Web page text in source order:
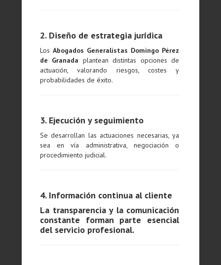
2. Diseño de estrategia jurídica
LosAbogados Generalistas Domingo Pérez
de Granada plantean distintas opciones de
actuación, valorando riesgos, costes y
probabilidades de éxito.
3. Ejecución y seguimiento
Se desarrollan las actuaciones necesarias, ya
sea en vía administrativa, negociación o
procedimiento judicial.
4. Información continua al cliente
La transparencia y la comunicación
constante forman parte esencial
del servicio profesional.